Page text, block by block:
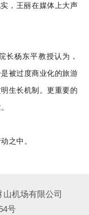
实，王丽在媒体上大声
长杨东平教授认为，
被过度商业化的旅游
生长机制。更重要的
之中。
机场有限公司
号